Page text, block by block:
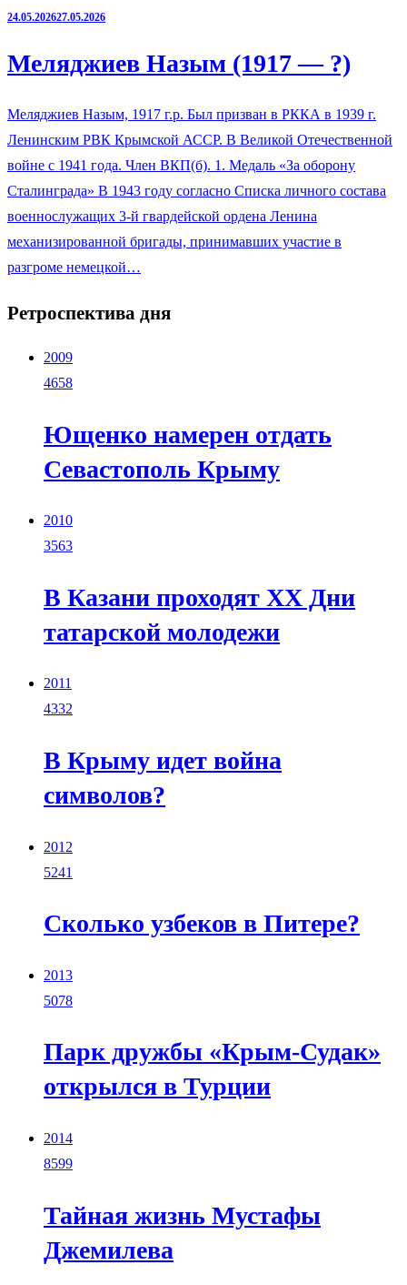
24.05.202627.05.2026
Меляджиев Назым (1917 — ?)
Меляджиев Назым, 1917 г.р. Был призван в РККА в 1939 г.
Ленинским РВК Крымской АССР. В Великой Отечественной
войне с 1941 года. Член ВКП(б). 1. Медаль «За оборону
Сталинграда» В 1943 году согласно Списка личного состава
военнослужащих 3-й гвардейской ордена Ленина
механизированной бригады, принимавших участие в
разгроме немецкой…
Ретроспектива дня
2009
4658
Ющенко намерен отдать
Севастополь Крыму
2010
3563
В Казани проходят XX Дни
татарской молодежи
2011
4332
В Крыму идет война
символов?
2012
5241
Сколько узбеков в Питере?
2013
5078
Парк дружбы «Крым-Судак»
открылся в Турции
2014
8599
Тайная жизнь Мустафы
Джемилева